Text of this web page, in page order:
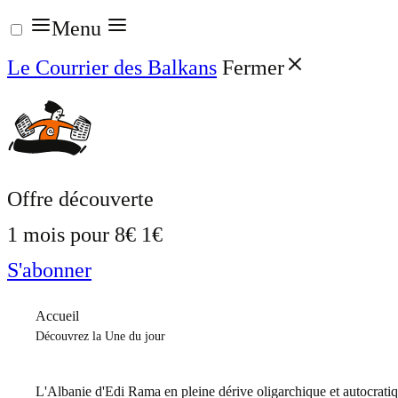
Aller
au
contenu
Menu
Le Courrier des Balkans Fermer
Offre découverte
1 mois pour 8€ 1€
S'abonner
Accueil
Découvrez la Une du jour
L'Albanie d'Edi Rama en pleine dérive oligarchique et